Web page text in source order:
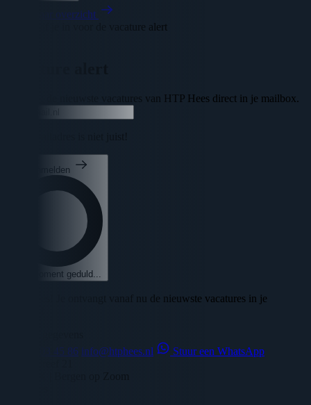
Terug naar overzicht
Schrijf je in voor de vacature alert
Ontvang de nieuwste vacatures van HTP Hees direct in je mailbox.
Aanmelden
Een moment geduld...
🎉 Succes! Je ontvangt vanaf nu de nieuwste vacatures in je
06 - 45 03 45 86 info@htphees.nl
Stuur een WhatsApp